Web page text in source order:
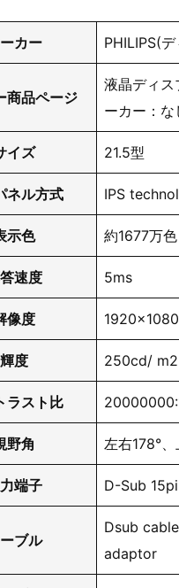
カー
PHILIPS(
商品ページ
液晶ディ
ーカー：
イズ 21.5型
ネル方式 IPS
示色 約1677万色
速度 5ms
像度 1920×1080
輝度 250cd/ m2
ラスト比
野角 左右178°
端子 D-Sub
ブル
Dsub
adaptor